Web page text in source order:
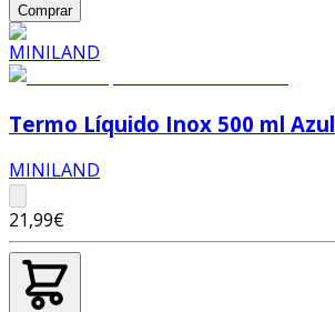
Comprar
Termo Líquido Inox 500 ml Azul
MINILAND
21,99€